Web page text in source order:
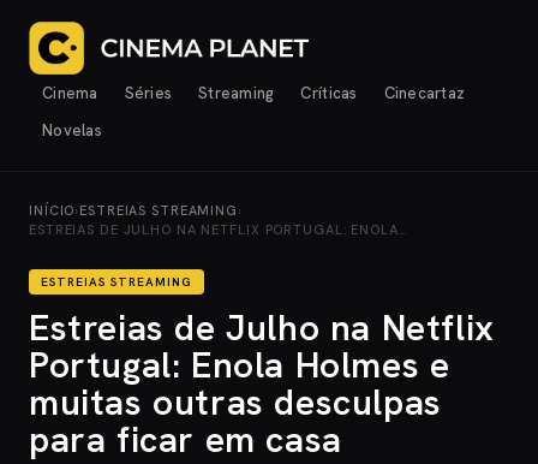
Cinema Séries Streaming Críticas
Cinecartaz
Novelas
INÍCIO› ESTREIAS STREAMING ›
ESTREIAS DE JULHO NA NETFLIX PORTUGAL: ENOLA…
ESTREIAS STREAMING
Estreias de Julho na Netflix
Portugal: Enola Holmes e
muitas outras desculpas
para ficar em casa